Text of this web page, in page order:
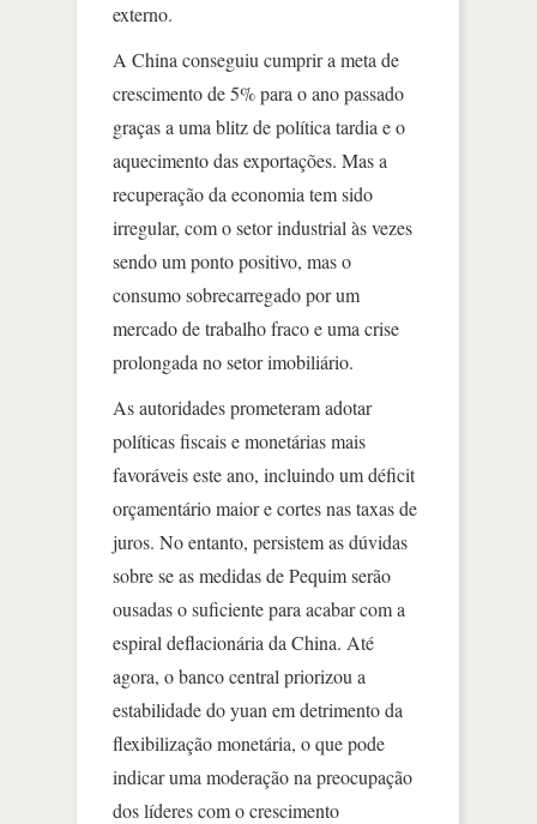
externo.
A China conseguiu cumprir a meta de
crescimento de 5% para o ano passado
graças a uma blitz de política tardia e o
aquecimento das exportações. Mas a
recuperação da economia tem sido
irregular, com o setor industrial às vezes
sendo um ponto positivo, mas o
consumo sobrecarregado por um
mercado de trabalho fraco e uma crise
prolongada no setor imobiliário.
As autoridades prometeram adotar
políticas fiscais e monetárias mais
favoráveis este ano, incluindo um déficit
orçamentário maior e cortes nas taxas de
juros. No entanto, persistem as dúvidas
sobre se as medidas de Pequim serão
ousadas o suficiente para acabar com a
espiral deflacionária da China. Até
agora, o banco central priorizou a
estabilidade do yuan em detrimento da
flexibilização monetária, o que pode
indicar uma moderação na preocupação
dos líderes com o crescimento